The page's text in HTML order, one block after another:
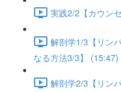
実践2/2【カウン
解剖学1/3【リン
なる方法3/3】 (15:47)
解剖学2/3【リン